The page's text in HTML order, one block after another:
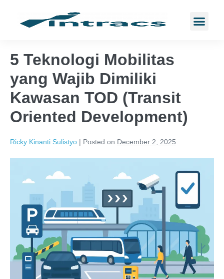
5 Teknologi Mobilitas
yang Wajib Dimiliki
Kawasan TOD (Transit
Oriented Development)
Ricky Kinanti Sulistyo | Posted on December 2, 2025